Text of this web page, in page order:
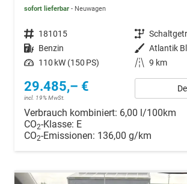
sofort lieferbar Neuwagen
Fahrzeugnr. 181015 Getriebe
Kraftstoff Benzin Außenfarbe Atlantik
Leistung 110 kW (150 PS) Kilometerstand 9 km
29.485,– €
incl. 19% MwSt.
Verbrauch kombiniert: 6,00 l/100km
CO2-Klasse: E
CO2-Emissionen: 136,00 g/km